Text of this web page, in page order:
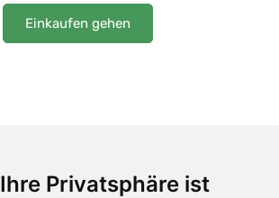
Ihre Privatsphäre ist
Einkaufen gehen